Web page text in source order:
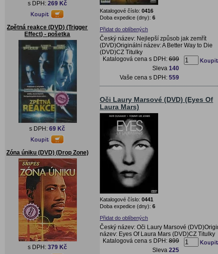
s DPH: 269 Kč
Zpětná reakce (DVD) (Trigger
Effect) - pošetka
s DPH:69 Kč
Zóna úniku (DVD) (Drop Zone)
s DPH: 379 Kč
Katalogové číslo: 0416
Doba expedice (dny): 6
Přidat do oblíbených
Český název: Nejlepší způsob jak zemřít
(DVD)Originální název: A Better Way to Die
(DVD)CZ Titulky
Katalogová cena s DPH: 699
Sleva 140
Vaše cena s DPH: 559
Oči Laury Marsové (DVD) (Eyes Of
Laura Mars)
Katalogové číslo: 0441
Doba expedice (dny): 6
Přidat do oblíbených
Český název: Oči Laury Marsové
název: Eyes Of Laura Mars (DVD)CZ Titulky
Katalogová cena s DPH: 899
Sleva 225